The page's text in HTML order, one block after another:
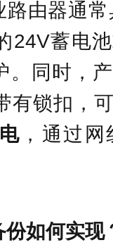
路由器通
24V蓄电
。同时，
有锁扣，
，通过
如何实现